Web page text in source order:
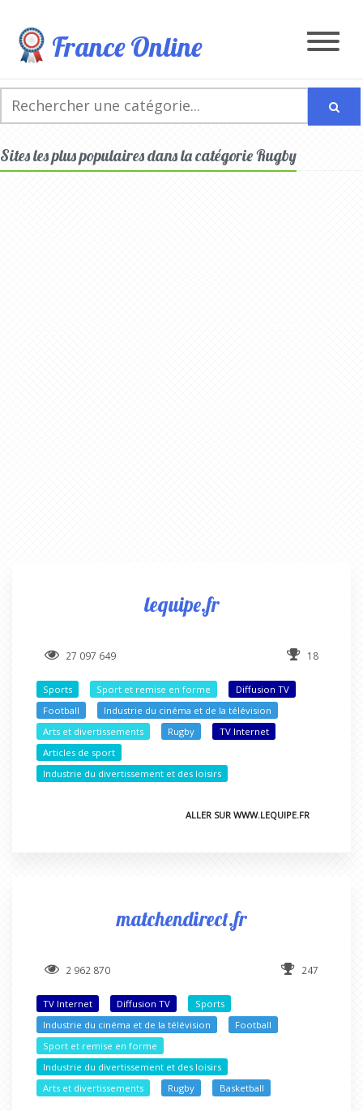
France Online
Sites les plus populaires dans la catégorie Rugby
lequipe.fr
27 097 649 18
Sports Sport et remise en forme
Diffusion TV
Football
Industrie du cinéma et de la télévision
Arts et divertissements
Rugby
TV Internet
Articles de sport
Industrie du divertissement et des loisirs
ALLER SUR WWW.LEQUIPE.FR
matchendirect.fr
2 962 870 247
TV Internet Diffusion TV
Sports
Industrie du cinéma et de la télévision
Football
Sport et remise en forme
Industrie du divertissement et des loisirs
Arts et divertissements
Rugby Basketball